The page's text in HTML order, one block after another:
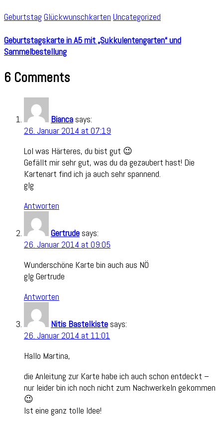
Geburtstag Glückwunschkarten Uncategorized
Geburtstagskarte in A5 mit „Sukkulentengarten“ und
Sammelbestellung
6 Comments
Bianca says:
26. Januar 2014 at 07:19
Lol was Härteres, du bist gut 😉
Gefällt mir sehr gut, was du da gezaubert hast! Die
Kartenart find ich ja auch sehr spannend.
glg
Antworten
Gertrude says:
26. Januar 2014 at 09:05
Wunderschöne Karte bin auch aus NÖ
glg Gertrude
Antworten
Nitis Bastelkiste says:
26. Januar 2014 at 11:01
Hallo Martina,
die Anleitung zur Karte habe ich auch schon entdeckt –
nur leider bin ich noch nicht zum Nachwerkeln gekommen
😉
Ist eine ganz tolle Idee!